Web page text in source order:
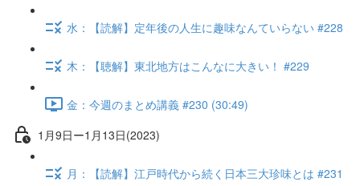
水：【読解】定年後の人生に趣味なんていらない #228
木：【聴解】東北地方はこんなに大きい！ #229
金：今週のまとめ講義 #230 (30:49)
1月9日ー1月13日(2023)
月：【読解】江戸時代から続く日本三大珍味とは #231